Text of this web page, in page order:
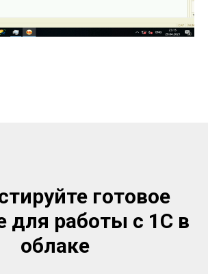
готовое
для работы с 1С в
облаке